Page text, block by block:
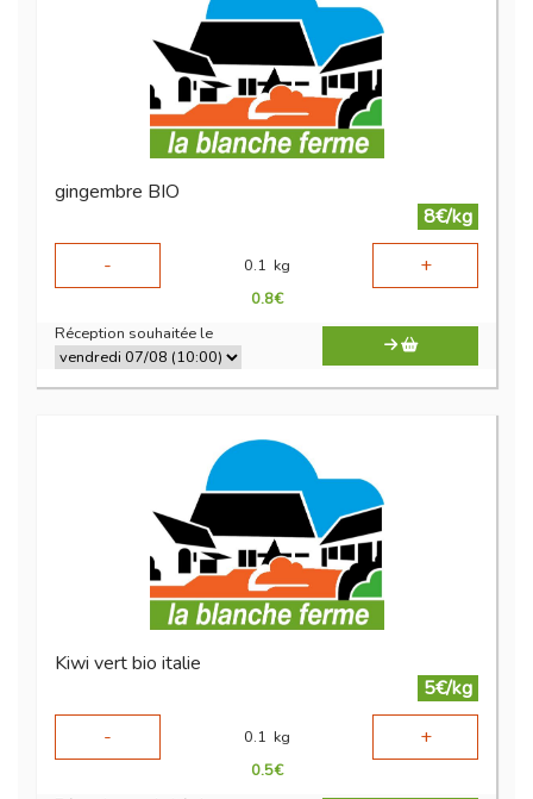
gingembre BIO
8€/kg
-
0.1 kg +
0.8€
Réception souhaitée le
Kiwi vert bio italie
5€/kg
-
0.1 kg +
0.5€